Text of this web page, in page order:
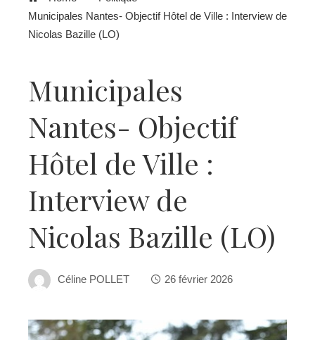
Municipales Nantes- Objectif Hôtel de Ville : Interview de
Nicolas Bazille (LO)
Municipales
Nantes- Objectif
Hôtel de Ville :
Interview de
Nicolas Bazille (LO)
Céline POLLET 26 février 2026